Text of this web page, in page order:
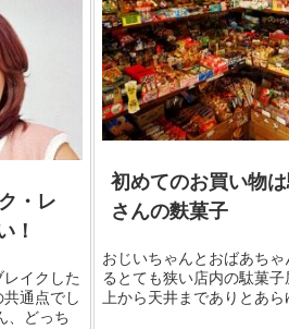
初めてのお買い物
さんの麩菓子
おじいちゃんとおばあち
るとても狭い店内の駄菓
上から天井までありとあ
・レ
！
イクした
通点でし
、どっち